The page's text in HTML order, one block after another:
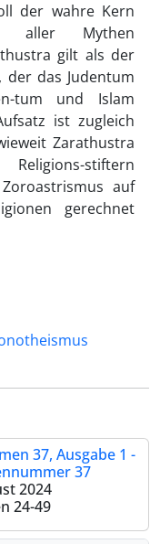
der wahre Kern
aller Mythen
gilt als der
der das Judentum
tum und Islam
ist zugleich
Zarathustra
stiftern
auf
gerechnet
37, Ausgabe 1 -
37
2024
24-49